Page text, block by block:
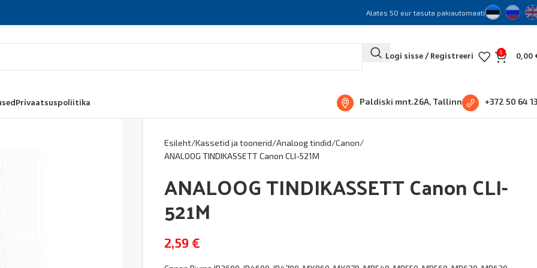
Alates 50 eur tasuta pakiautomaati
Logi sisse / Registreeri 0 0,00
Privaatsuspoliitika Paldiski mnt.26A, Tallinn +372 50 64
Esileht Kassetid ja toonerid Analoog tindid Canon
ANALOOG TINDIKASSETT Canon CLI-521M
ANALOOG TINDIKASSETT Canon CLI-
521M
2,59 €